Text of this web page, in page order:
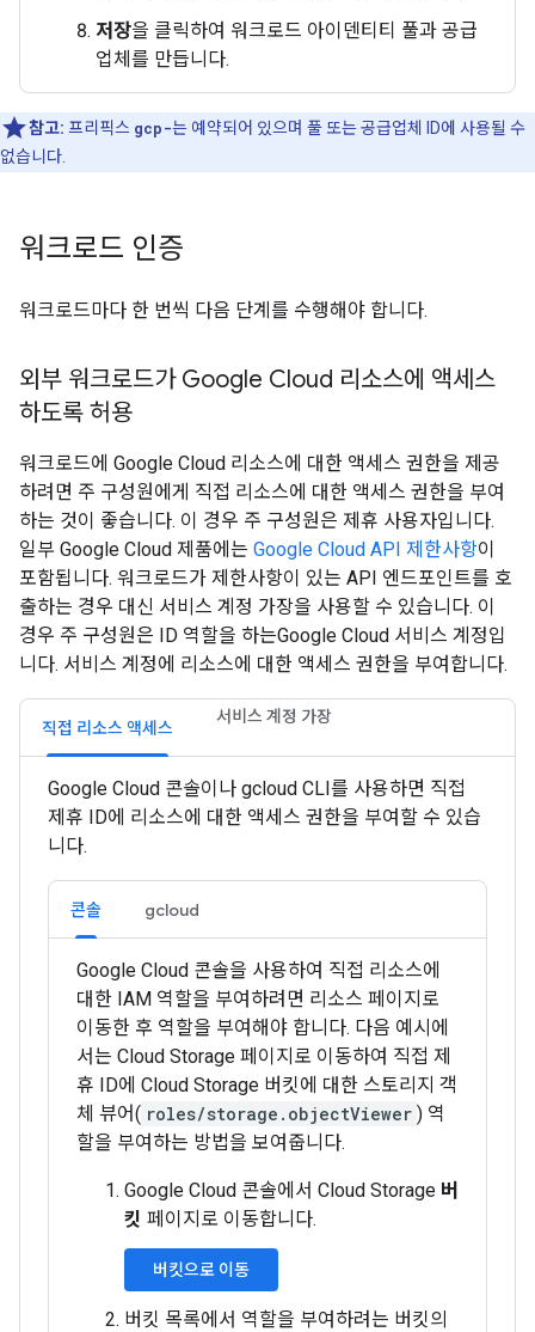
저장을 클릭하여 워크로드 아이덴티티 풀과 공급
업체를 만듭니다.
참고: 프리픽스 gcp-는 예약되어 있으며 풀 또는 공급업체 ID에 사용될 수
없습니다.
워크로드 인증
워크로드마다 한 번씩 다음 단계를 수행해야 합니다.
외부 워크로드가 Google Cloud 리소스에 액세스
하도록 허용
워크로드에 Google Cloud 리소스에 대한 액세스 권한을 제공
하려면 주 구성원에게 직접 리소스에 대한 액세스 권한을 부여
하는 것이 좋습니다. 이 경우 주 구성원은 제휴 사용자입니다.
일부 Google Cloud 제품에는 Google Cloud API 제한사항이
포함됩니다. 워크로드가 제한사항이 있는 API 엔드포인트를 호
출하는 경우 대신 서비스 계정 가장을 사용할 수 있습니다. 이
경우 주 구성원은 ID 역할을 하는Google Cloud 서비스 계정입
니다. 서비스 계정에 리소스에 대한 액세스 권한을 부여합니다.
직접 리소스 액세스
서비스 계정 가장
Google Cloud 콘솔이나 gcloud CLI를 사용하면 직접
제휴 ID에 리소스에 대한 액세스 권한을 부여할 수 있습
니다.
콘솔 gcloud
Google Cloud 콘솔을 사용하여 직접 리소스에
대한 IAM 역할을 부여하려면 리소스 페이지로
이동한 후 역할을 부여해야 합니다. 다음 예시에
서는 Cloud Storage 페이지로 이동하여 직접 제
휴 ID에 Cloud Storage 버킷에 대한 스토리지 객
체 뷰어( roles/storage.objectViewer ) 역
할을 부여하는 방법을 보여줍니다.
Google Cloud 콘솔에서 Cloud Storage 버
킷 페이지로 이동합니다.
버킷으로 이동
버킷 목록에서 역할을 부여하려는 버킷의